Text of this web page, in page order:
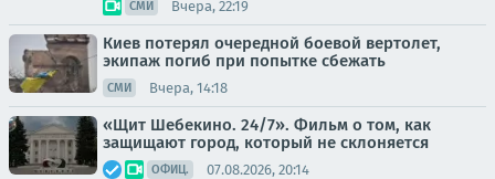
СМИ Вчера, 22:19
Киев потерял очередной боевой вертолет,
экипаж погиб при попытке сбежать
СМИ Вчера, 14:18
«Щит Шебекино. 24/7». Фильм о том, как
защищают город, который не склоняется
ОФИЦ. 07.08.2026, 20:14